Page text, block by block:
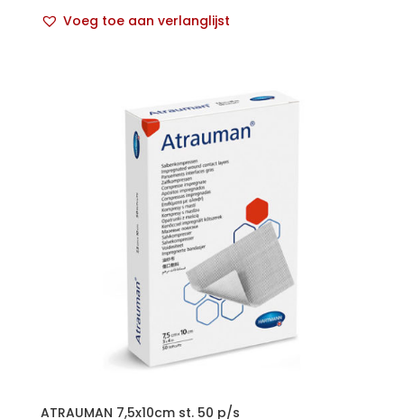
Voeg toe aan verlanglijst
ATRAUMAN 7,5x10cm st. 50 p/s